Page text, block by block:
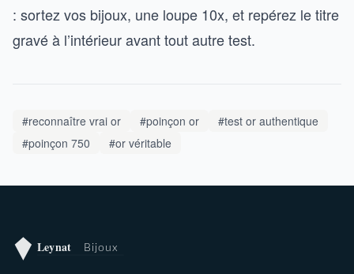
: sortez vos bijoux, une loupe 10x, et repérez le titre
gravé à l’intérieur avant tout autre test.
#reconnaître vrai or #poinçon or
#test or authentique
#poinçon 750
#or véritable